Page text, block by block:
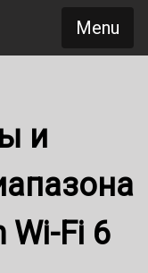
Menu
и
Wi-Fi 6